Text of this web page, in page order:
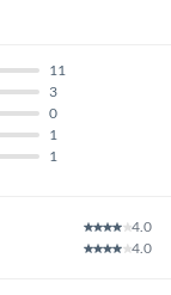
1
1
0
3
11
4.0
4.0